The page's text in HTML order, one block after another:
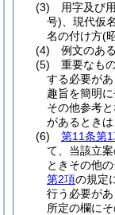
(3)
用字及び
号) 、現代仮
名の付け方(
(4)
例文のあ
(5)
重要なも
する必要が
趣旨を簡明
その他参考
があるときは
(6)
第11条第
て、当該立
ときその他
第2項の規定
行う必要が
所定の欄にそ